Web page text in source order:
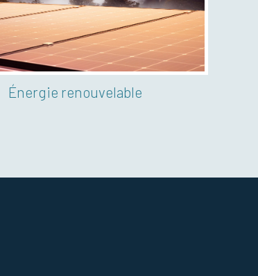
Alimentation